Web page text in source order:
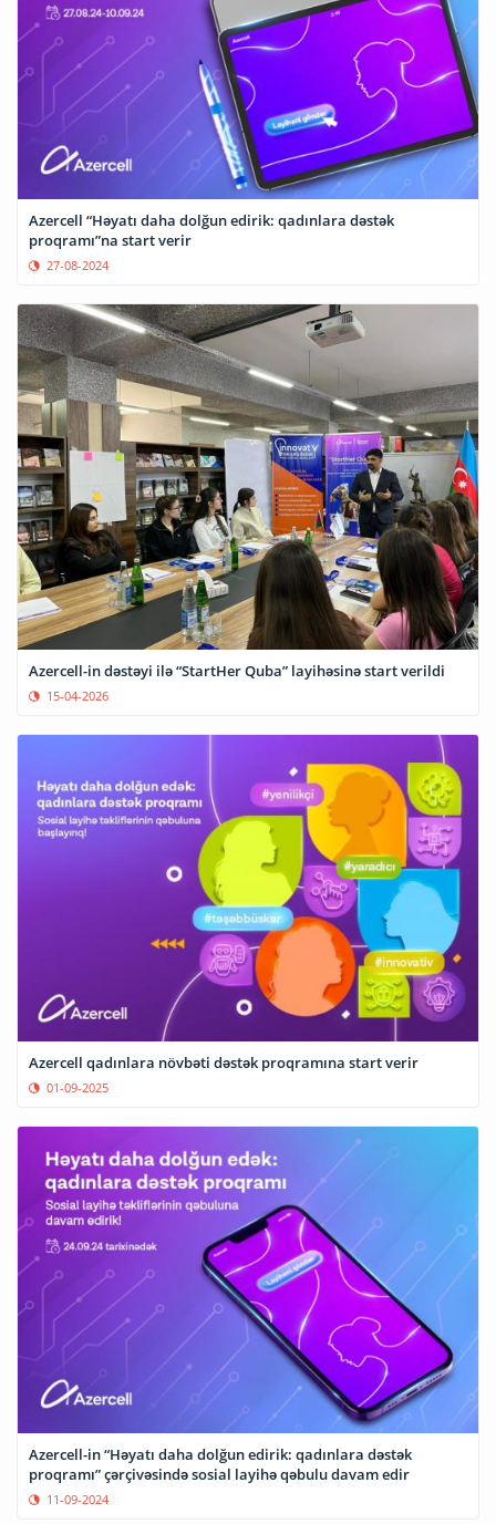
Azercell “Həyatı daha dolğun edirik: qadınlara dəstək
proqramı”na start verir
27-08-2024
Azercell-in dəstəyi ilə “StartHer Quba” layihəsinə start verildi
15-04-2026
Azercell qadınlara növbəti dəstək proqramına start verir
01-09-2025
Azercell-in “Həyatı daha dolğun edirik: qadınlara dəstək
proqramı” çərçivəsində sosial layihə qəbulu davam edir
11-09-2024